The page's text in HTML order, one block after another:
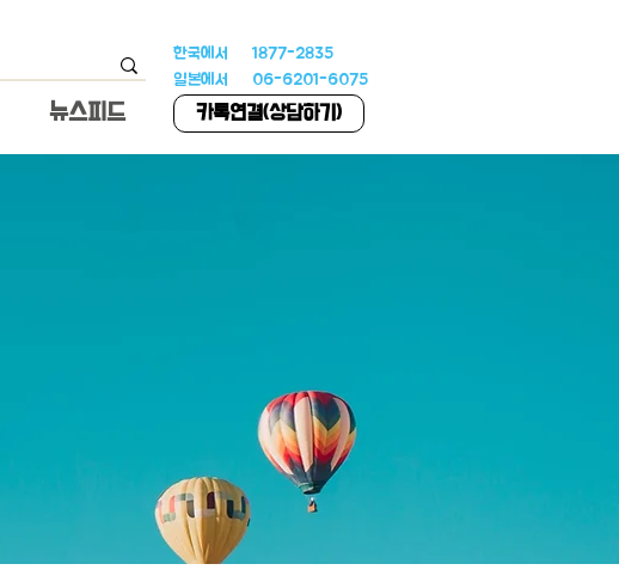
​뉴스피드
한국에서 1877-2835
일본에서 06-6201-6075
카톡연결(상담하기)